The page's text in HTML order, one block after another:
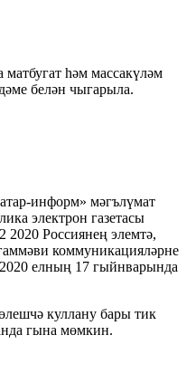
матбугат һәм массакүләм
белән чыгарыла.
информ» мәгълүмат
электрон газетасы
Россиянең элемтә,
коммуникацияләрне
елның 17 гыйнварында
куллану бары тик
гына мөмкин.